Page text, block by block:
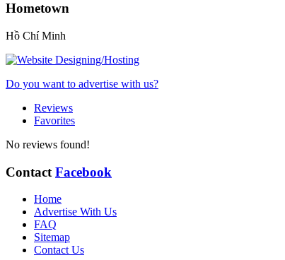
Hometown
Hồ Chí Minh
Do you want to advertise with us?
Reviews
Favorites
No reviews found!
Contact Facebook
Home
Advertise With Us
FAQ
Sitemap
Contact Us